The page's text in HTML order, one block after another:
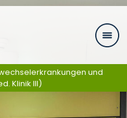
und
Klinik III)